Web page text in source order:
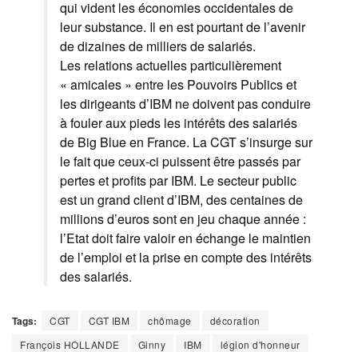
qui vident les économies occidentales de
leur substance. Il en est pourtant de l’avenir
de dizaines de milliers de salariés.
Les relations actuelles particulièrement
« amicales » entre les Pouvoirs Publics et
les dirigeants d’IBM ne doivent pas conduire
à fouler aux pieds les intérêts des salariés
de Big Blue en France. La CGT s’insurge sur
le fait que ceux-ci puissent être passés par
pertes et profits par IBM. Le secteur public
est un grand client d’IBM, des centaines de
millions d’euros sont en jeu chaque année :
l’Etat doit faire valoir en échange le maintien
de l’emploi et la prise en compte des intérêts
des salariés.
Tags: CGT CGT IBM chômage
décoration
François HOLLANDE
Ginny IBM
légion d'honneur